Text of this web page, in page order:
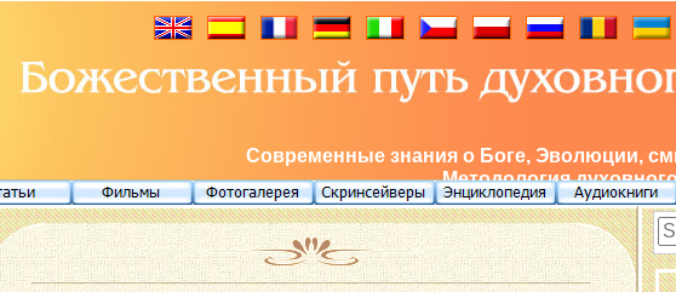
Современные знания о Боге, Эволюции,
Методология